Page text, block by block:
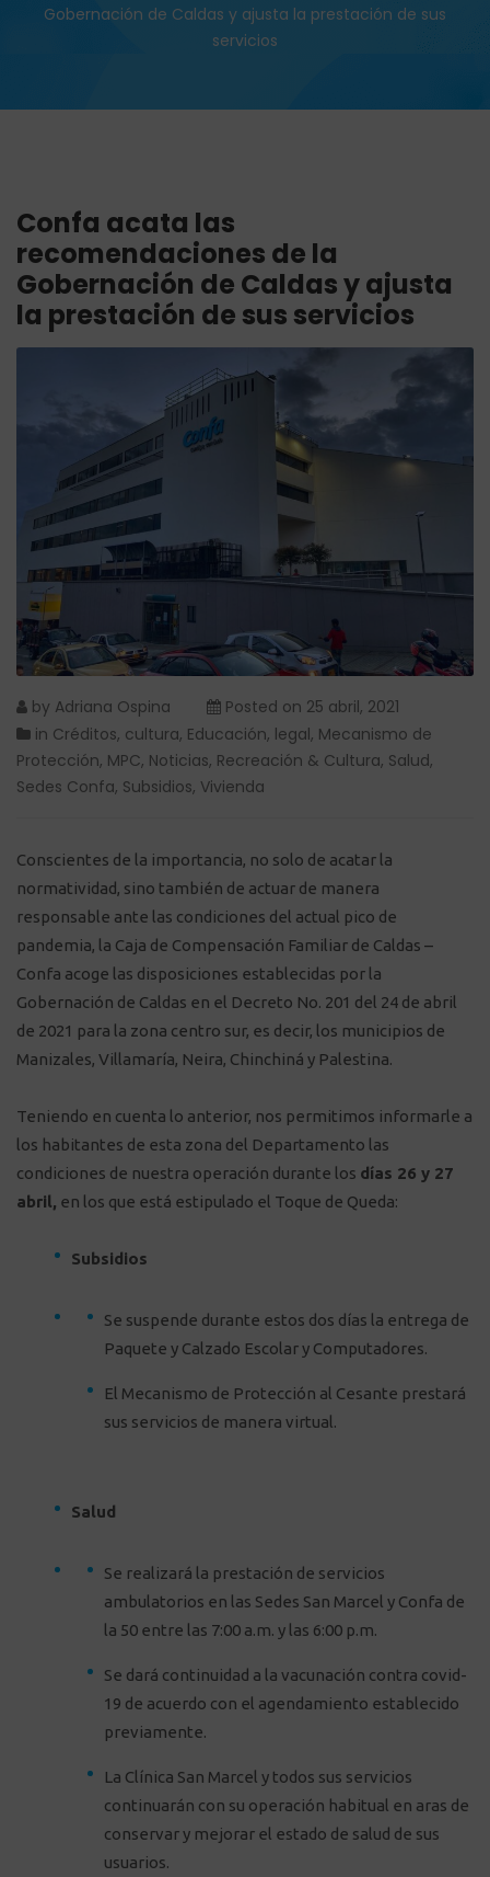
Gobernación de Caldas y ajusta la prestación de sus
servicios
Confa acata las
recomendaciones de la
Gobernación de Caldas y ajusta
la prestación de sus servicios
by Adriana Ospina Posted on 25 abril, 2021
in Créditos, cultura, Educación, legal, Mecanismo de
Protección, MPC, Noticias, Recreación & Cultura, Salud,
Sedes Confa, Subsidios, Vivienda
Conscientes de la importancia, no solo de acatar la
normatividad, sino también de actuar de manera
responsable ante las condiciones del actual pico de
pandemia, la Caja de Compensación Familiar de Caldas –
Confa acoge las disposiciones establecidas por la
Gobernación de Caldas en el Decreto No. 201 del 24 de abril
de 2021 para la zona centro sur, es decir, los municipios de
Manizales, Villamaría, Neira, Chinchiná y Palestina.
Teniendo en cuenta lo anterior, nos permitimos informarle a
los habitantes de esta zona del Departamento las
condiciones de nuestra operación durante los días 26 y 27
abril, en los que está estipulado el Toque de Queda:
Subsidios
Se suspende durante estos dos días la entrega de
Paquete y Calzado Escolar y Computadores.
El Mecanismo de Protección al Cesante prestará
sus servicios de manera virtual.
Salud
Se realizará la prestación de servicios
ambulatorios en las Sedes San Marcel y Confa de
la 50 entre las 7:00 a.m. y las 6:00 p.m.
Se dará continuidad a la vacunación contra covid-
19 de acuerdo con el agendamiento establecido
previamente.
La Clínica San Marcel y todos sus servicios
continuarán con su operación habitual en aras de
conservar y mejorar el estado de salud de sus
usuarios.